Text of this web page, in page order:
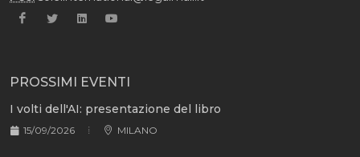
PROSSIMI EVENTI
I volti dell'AI: presentazione del libro
15/09/2026 MILANO